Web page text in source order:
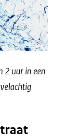
2 uur in een